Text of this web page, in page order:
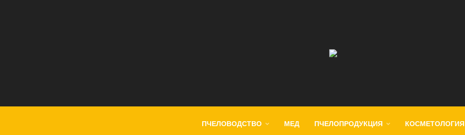
ПЧЕЛОВОДСТВО МЕД ПЧЕЛОПРОДУКЦИЯ КОСМЕТОЛОГИЯ